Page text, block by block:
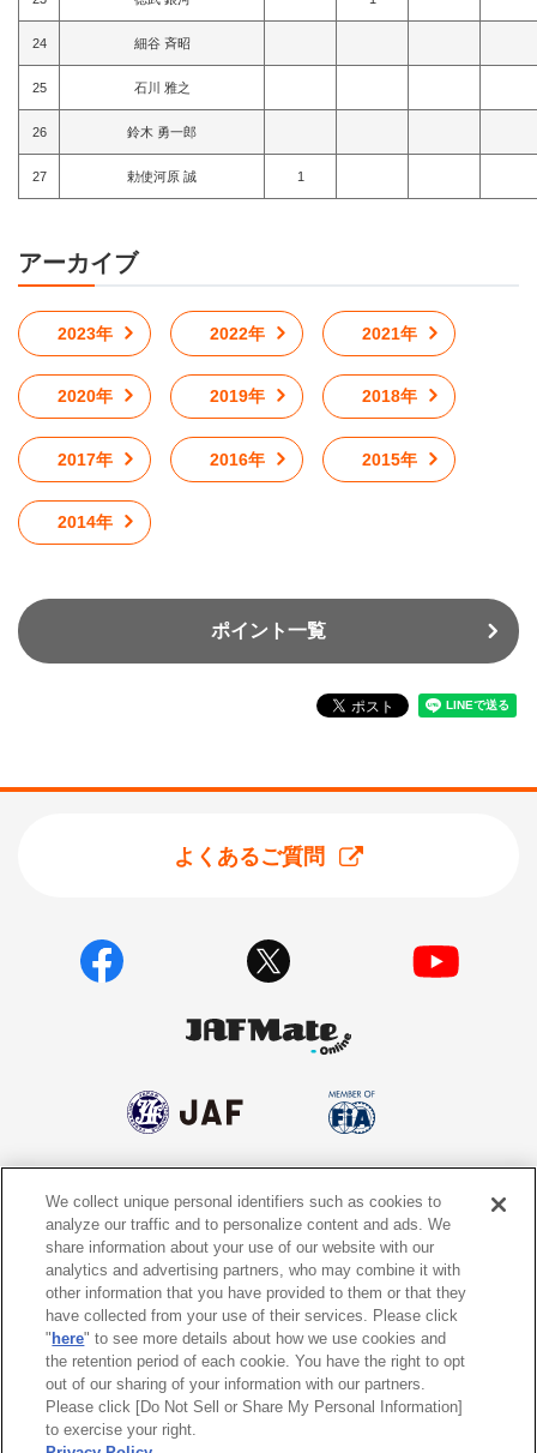
24 細谷 斉昭
25 石川 雅之
26 鈴木 勇一郎
27 勅使河原 誠 1
アーカイブ
2023年 2022年 2021年
2020年 2019年 2018年
2017年 2016年 2015年
2014年
ポイント一覧
よくあるご質問
個人情報保護方針 個人情報の取り扱いについて
サイトポリシー ソーシャルメディア利用規約
特定商取引法に基づく表示 情報提供終了のお知らせ
Do Not Sell or Share My Personal
Information
We collect unique personal identifiers such as cookies to
analyze our traffic and to personalize content and ads. We
share information about your use of our website with our
analytics and advertising partners, who may combine it with
other information that you have provided to them or that they
have collected from your use of their services. Please click
" here" to see more details about how we use cookies and
the retention period of each cookie. You have the right to opt
out of our sharing of your information with our partners.
Please click [Do Not Sell or Share My Personal Information]
to exercise your right.